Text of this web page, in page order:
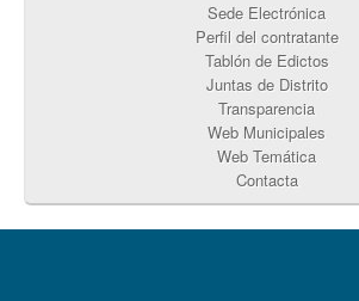
Sede Electrónica
Perfil del contratante
Tablón de Edictos
Juntas de Distrito
Transparencia
Web Municipales
Web Temática
Contacta